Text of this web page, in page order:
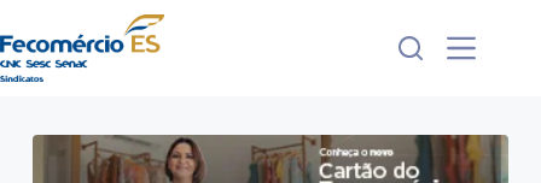
para
o
conteúdo